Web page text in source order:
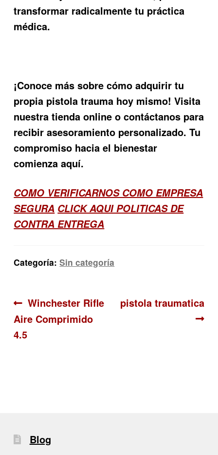
transformar radicalmente tu práctica
médica.
¡Conoce más sobre cómo adquirir tu
propia pistola trauma hoy mismo! Visita
nuestra tienda online o contáctanos para
recibir asesoramiento personalizado. Tu
compromiso hacia el bienestar
comienza aquí.
COMO VERIFICARNOS COMO EMPRESA
SEGURA CLICK AQUI POLITICAS DE
CONTRA ENTREGA
Categoría:Sin categoría
Navegación
de
Anterior:
Winchester Rifle
Aire Comprimido
4.5
Siguiente:
pistola traumatica
Blog